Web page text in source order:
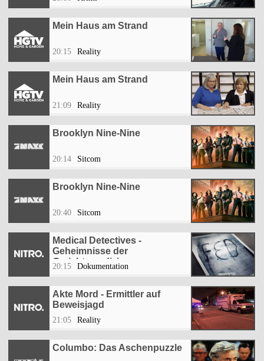
Mein Haus am Strand
20:15 Reality
Mein Haus am Strand
21:09 Reality
Brooklyn Nine-Nine
20:14 Sitcom
Brooklyn Nine-Nine
20:40 Sitcom
Medical Detectives -
Geheimnisse der
Gerichtsmedizin
20:15 Dokumentation
Akte Mord - Ermittler auf
Beweisjagd
21:05 Reality
Columbo: Das Aschenpuzzle